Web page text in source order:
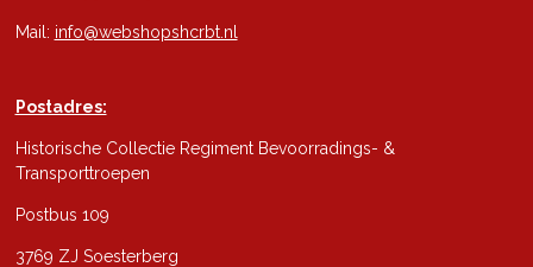
Mail: info@webshopshcrbt.nl
Postadres:
Historische Collectie Regiment Bevoorradings- &
Transporttroepen
Postbus 109
3769 ZJ Soesterberg